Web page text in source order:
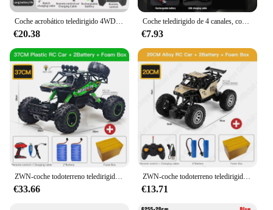
€20.38
Coche teledirigido de 4 canales, coche de carreras de deriva con Control remoto de alta velocidad, coche deportivo eléctrico, modelo de vehículo de juguete, juguetes para niños, regalo de cumpleaños
€7.93
€33.66
ZWN-coche todoterreno teledirigido con luces Led para niños, vehículo de radiocontrol de 2,4G, 1:12/1:16, 4WD
€13.71